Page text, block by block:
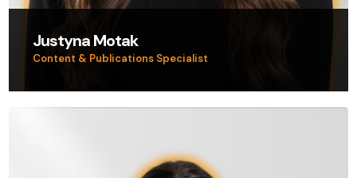
Justyna Motak
Content & Publications Specialist